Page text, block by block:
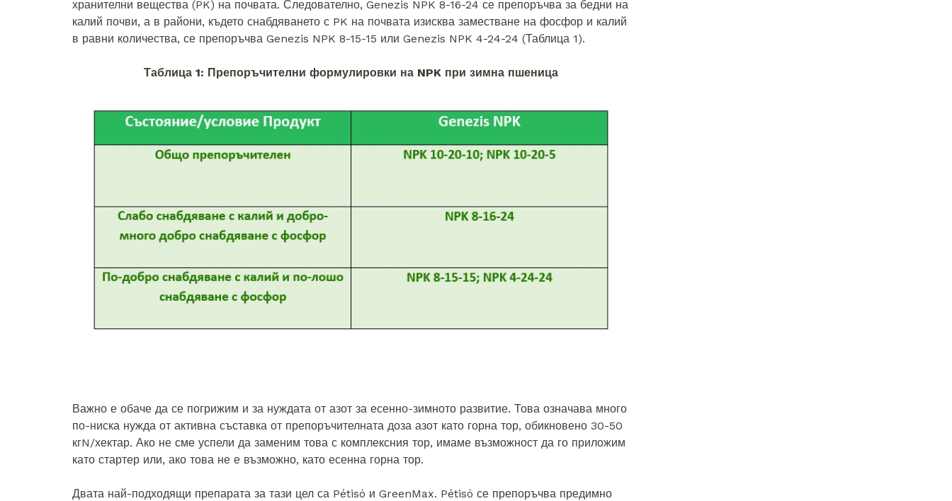
хранителни вещества (PK) на почвата. Следователно, Genezis NPK 8-16-24 се препоръчва за бедни на
калий почви, а в райони, където снабдяването с PK на почвата изисква заместване на фосфор и калий
в равни количества, се препоръчва Genezis NPK 8-15-15 или Genezis NPK 4-24-24 (Таблица 1).
Таблица 1: Препоръчителни формулировки на NPK при зимна пшеница
Важно е обаче да се погрижим и за нуждата от азот за есенно-зимното развитие. Това означава много
по-ниска нужда от активна съставка от препоръчителната доза азот като горна тор, обикновено 30-50
кгN/хектар. Ако не сме успели да заменим това с комплексния тор, имаме възможност да го приложим
като стартер или, ако това не е възможно, като есенна горна тор.
Двата най-подходящи препарата за тази цел са Pétisó и GreenMax. Pétisó се препоръчва предимно